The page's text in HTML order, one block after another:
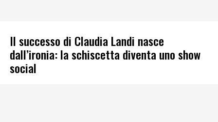
Il successo di Claudia Landi nasce
dall’ironia: la schiscetta diventa uno show
social